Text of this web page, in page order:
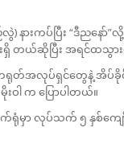
ားကပ်ပြီး “ဒီညနော်
တယ်ဆိုပြီး အရင်ထသွား
ရုတ်အလုပ်ရှင်တွေနဲ့ အိပ်
ဝါ က ပြောပါတယ်။
ရုံမှာ လုပ်သက် ၅ နှစ်က